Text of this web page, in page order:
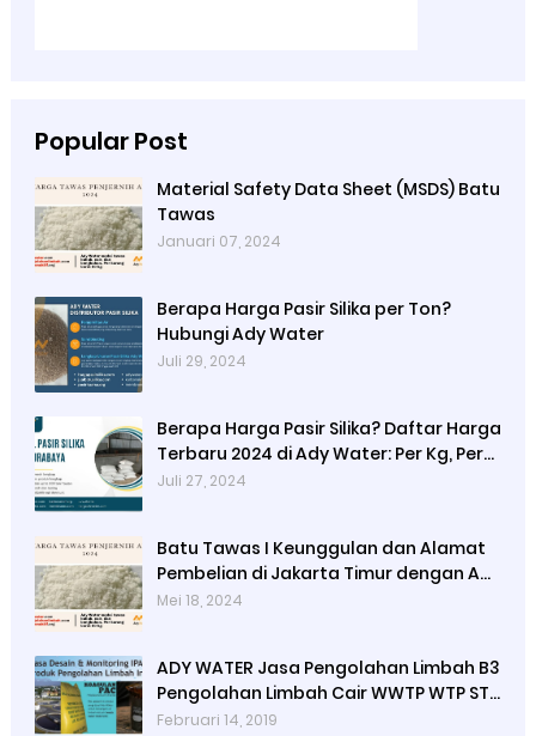
Popular Post
Material Safety Data Sheet (MSDS) Batu
Tawas
Januari 07, 2024
Berapa Harga Pasir Silika per Ton?
Hubungi Ady Water
Juli 29, 2024
Berapa Harga Pasir Silika? Daftar Harga
Terbaru 2024 di Ady Water: Per Kg, Per
Karung, dan Per Ton
Juli 27, 2024
Batu Tawas I Keunggulan dan Alamat
Pembelian di Jakarta Timur dengan Ady
Water
Mei 18, 2024
ADY WATER Jasa Pengolahan Limbah B3
Pengolahan Limbah Cair WWTP WTP STP
di Bandung Jogjakarta Surabaya
Februari 14, 2019